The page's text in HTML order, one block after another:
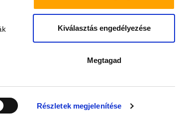
Részletek megjelenítése
Kiválasztás engedélyezése
Megtagad